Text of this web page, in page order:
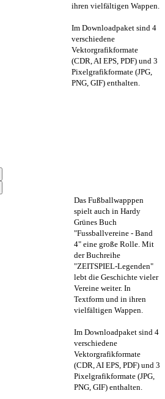
ihren vielfältigen Wappen.
Im Downloadpaket sind 4
verschiedene
Vektorgrafikformate
(CDR, AI EPS, PDF) und 3
Pixelgrafikformate (JPG,
PNG, GIF) enthalten.
Das Fußballwapppen
spielt auch in Hardy
Grünes Buch
"Fussballvereine - Band
4" eine große Rolle. Mit
der Buchreihe
"ZEITSPIEL-Legenden"
lebt die Geschichte vieler
Vereine weiter. In
Textform und in ihren
vielfältigen Wappen.
Im Downloadpaket sind 4
verschiedene
Vektorgrafikformate
(CDR, AI EPS, PDF) und 3
Pixelgrafikformate (JPG,
PNG, GIF) enthalten.